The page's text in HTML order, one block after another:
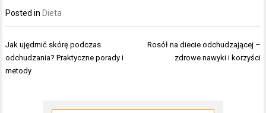
Posted in Dieta
Nawigacja
wpisu
Jak ujędrnić skórę podczas
odchudzania? Praktyczne porady i
metody
Rosół na diecie odchudzającej –
zdrowe nawyki i korzyści